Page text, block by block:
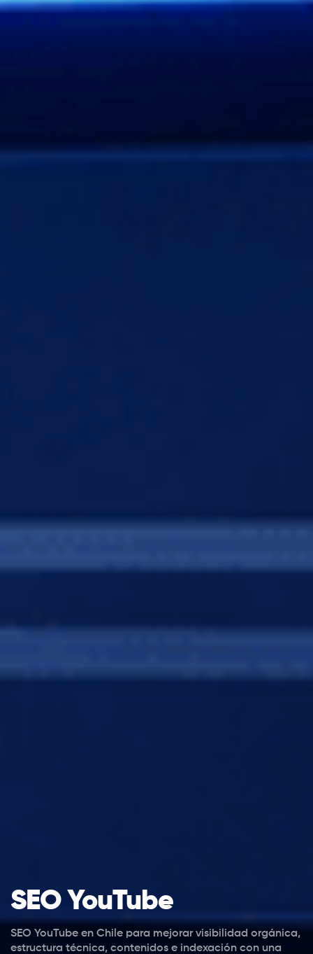
SEO YouTube
SEO YouTube en Chile para mejorar visibilidad orgánica,
estructura técnica, contenidos e indexación con una